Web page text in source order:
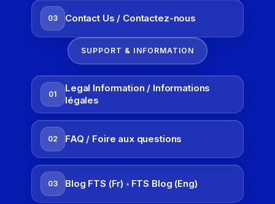
Grammar Handbook
Master essential French grammar through
clear explanations and targeted practice
activities.
Explore the handbook
03 Contact Us / Contactez-nous
SUPPORT & INFORMATION
01
Legal Information / Informations
légales
02 FAQ / Foire aux questions
03 Blog FTS (Fr) • FTS Blog (Eng)